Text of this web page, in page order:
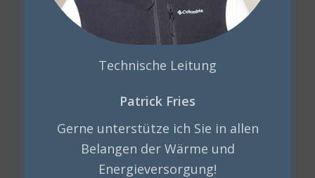
Technische Leitung
Patrick Fries
Gerne unterstütze ich Sie in allen
Belangen der Wärme und
Energieversorgung!